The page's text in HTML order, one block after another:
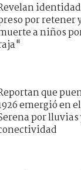
por retener
a niños
que
emergió en
por